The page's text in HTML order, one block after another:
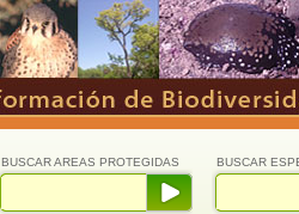
BUSCAR
BUSCAR AREAS PROTEGIDAS